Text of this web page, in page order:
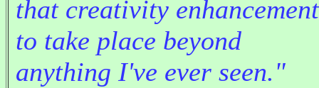
that creativity enhancement
to take place beyond
anything I've ever seen."